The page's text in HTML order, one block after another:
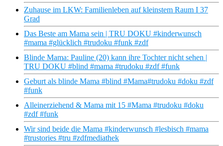
Zuhause im LKW: Familienleben auf kleinstem Raum I 37
Grad
Das Beste am Mama sein | TRU DOKU #kinderwunsch
#mama #glücklich #trudoku #funk #zdf
Blinde Mama: Pauline (20) kann ihre Tochter nicht sehen |
TRU DOKU #blind #mama #trudoku #zdf #funk
Geburt als blinde Mama #blind #Mama#trudoku #doku #zdf
#funk
Alleinerziehend & Mama mit 15 #Mama #trudoku #doku
#zdf #funk
Wir sind beide die Mama #kinderwunsch #lesbisch #mama
#trustories #tru #zdfmediathek